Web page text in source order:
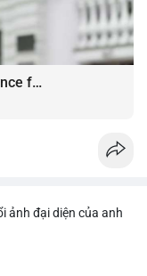
My Assignment Help: Trusted Guidance for Academic Excellence
ảnh đại diện của anh